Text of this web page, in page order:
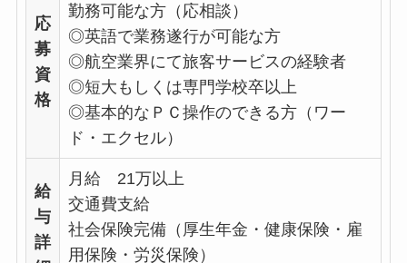
応
募
資
格
勤務可能な方（応相談）
◎英語で業務遂行が可能な方
◎航空業界にて旅客サービスの経験者
◎短大もしくは専門学校卒以上
◎基本的なＰＣ操作のできる方（ワー
ド・エクセル）
給
与
詳
月給 21万以上
交通費支給
社会保険完備（厚生年金・健康保険・雇
用保険・労災保険）